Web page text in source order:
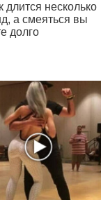
длится несколько
а смеяться вы
долго